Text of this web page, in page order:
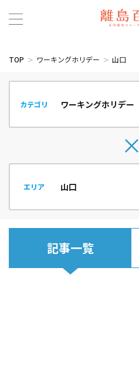
TOP ワーキングホリデー 山口
カテゴリ
エリア
記事一覧